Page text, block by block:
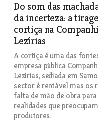
Do som das
da incerteza: a
cortiça na
Lezírias
A cortiça é uma das
empresa pública
Lezírias, sediada em
sector é rentável mas os
falta de mão de obra
realidades que
produtores.